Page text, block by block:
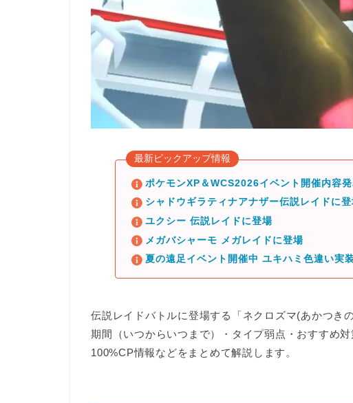
最新ピックアップ情報
ポケモンXP＆WCS2026イベント開催内容
シャドウギラティナアナザー伝説レイドに
ユクシー 伝説レイドに登場
メガバシャーモ メガレイドに登場
夏の遠足イベント開催中 ユキハミ色違い実
伝説レイドバトルに登場する「ネクロズマ(あかつき
期間（いつからいつまで）・タイプ弱点・おすすめ
100%CP情報などをまとめて解説します。